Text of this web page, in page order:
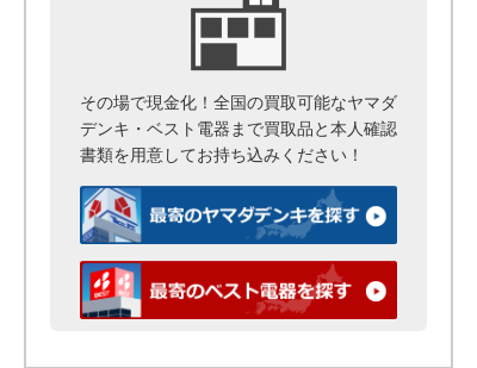
その場で現金化！全国の買取可能なヤマダ
デンキ・ベスト電器まで買取品と本人確認
書類を用意してお持ち込みください！